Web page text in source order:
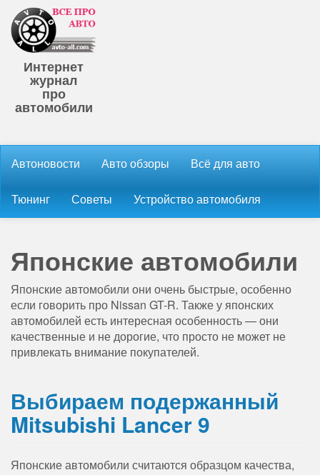
Интернет
журнал
про
автомобили
Автоновости Авто обзоры Всё для авто
Тюнинг Советы Устройство автомобиля
Японские автомобили
Японские автомобили они очень быстрые, особенно
если говорить про Nissan GT-R. Также у японских
автомобилей есть интересная особенность — они
качественные и не дорогие, что просто не может не
привлекать внимание покупателей.
Выбираем подержанный
Mitsubishi Lancer 9
Японские автомобили считаются образцом качества,